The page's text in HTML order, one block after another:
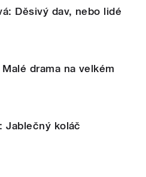
Děsivý dav, nebo lidé
drama na velkém
Jablečný koláč